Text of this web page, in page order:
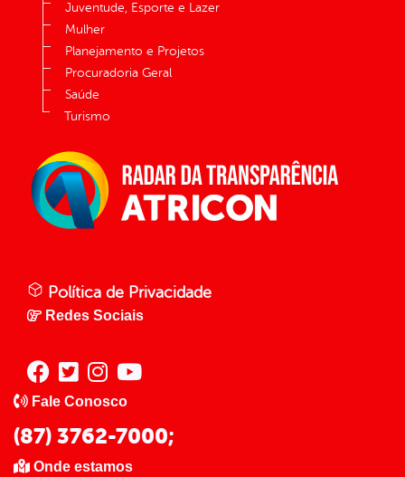
Juventude, Esporte e Lazer
Mulher
Planejamento e Projetos
Procuradoria Geral
Saúde
Turismo
Política de Privacidade
Redes Sociais
Fale Conosco
(87) 3762-7000;
Onde estamos